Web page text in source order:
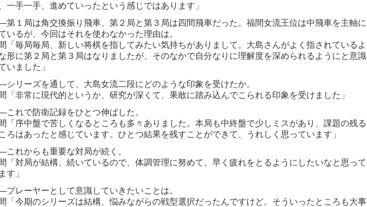
一手一手、進めていったという感じではあります」
１局は角交換振り飛車、第２局と第３局は四間飛車だった。福間女流王位は中飛車を主軸に
いるが、今回はそれを使わなかった理由は。
「毎局毎局、新しい将棋を指してみたい気持ちがありまして。大島さんがよく指されているよ
形に第２局と第３局はなりましたが、そのなかで自分なりに理解度を深められるようにと意識
いました」
リーズを通して、大島女流二段にどのような印象を受けたか。
「非常に現代的というか、研究が深くて、果敢に踏み込んでこられる印象を受けました」
れで防衛記録をひとつ伸ばした。
「序中盤で苦しくなるところも多々ありました。本局も中終盤で少しミスがあり、課題の残る
ろはあったと感じています。ひとつ結果を残すことができて、うれしく思っています」
れからも重要な対局が続く。
「対局が結構、続いているので、体調管理に努めて、早く疲れをとるようにしたいなと思って
す」
レーヤーとして意識していきたいことは。
「今期のシリーズは結構、悩みながらの戦型選択だったんですけど。そういったところも大事